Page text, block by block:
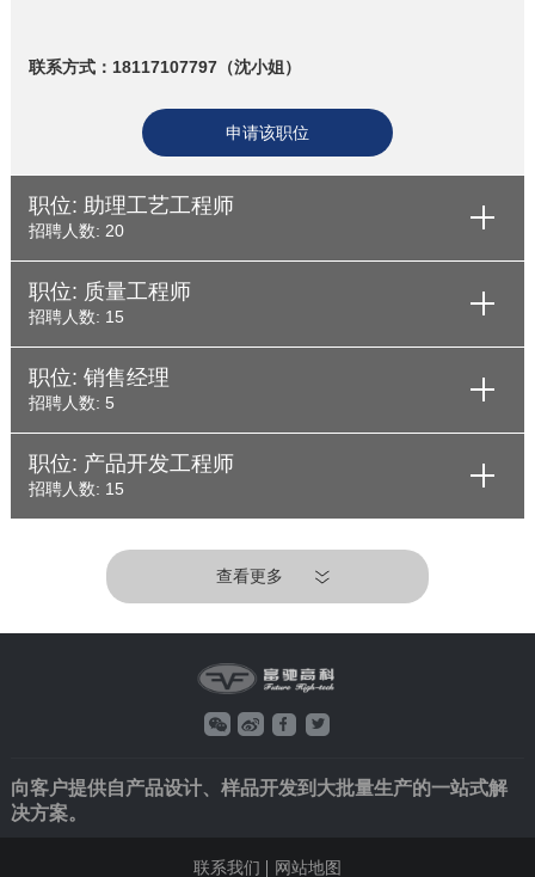
联系方式：18117107797（沈小姐）
申请该职位
职位: 助理工艺工程师
招聘人数: 20
职位: 质量工程师
招聘人数: 15
职位: 销售经理
招聘人数: 5
职位: 产品开发工程师
招聘人数: 15
查看更多
向客户提供自产品设计、样品开发到大批量生产的一站式解
决方案。
联系我们 网站地图